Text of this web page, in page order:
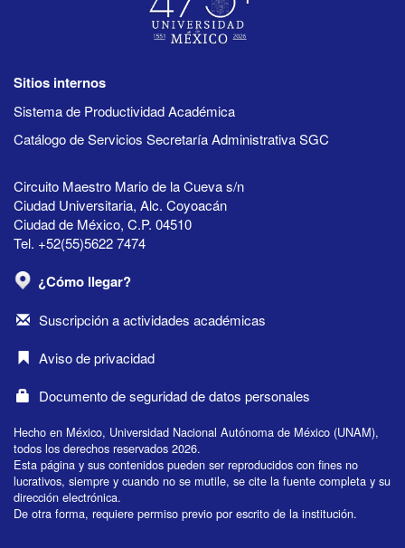
Sitios internos
Sistema de Productividad Académica
Catálogo de Servicios Secretaría Administrativa SGC
Circuito Maestro Mario de la Cueva s/n
Ciudad Universitaria, Alc. Coyoacán
Ciudad de México, C.P. 04510
Tel. +52(55)5622 7474
¿Cómo llegar?
Suscripción a actividades académicas
Aviso de privacidad
Documento de seguridad de datos personales
Hecho en México, Universidad Nacional Autónoma de México (UNAM),
todos los derechos reservados 2026.
Esta página y sus contenidos pueden ser reproducidos con fines no
lucrativos, siempre y cuando no se mutile, se cite la fuente completa y su
dirección electrónica.
De otra forma, requiere permiso previo por escrito de la institución.